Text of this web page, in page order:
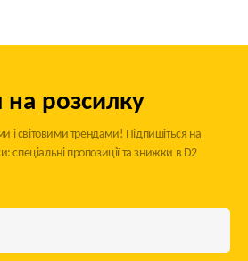
на розсилку
і світовими трендами! Підпишіться на
спеціальні пропозиції та знижки в D2